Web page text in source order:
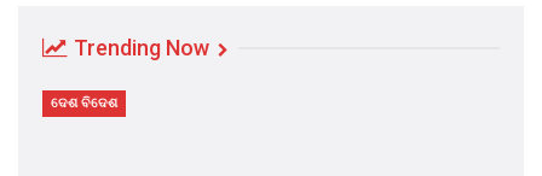
Trending Now
ଦେଶ ବିଦେଶ